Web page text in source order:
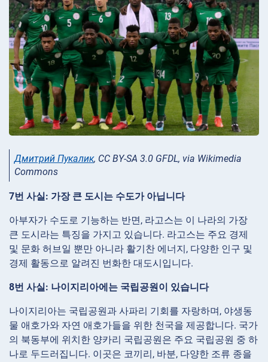
Дмитрий Пукалик, CC BY-SA 3.0 GFDL, via Wikimedia
Commons
7번 사실: 가장 큰 도시는 수도가 아닙니다
아부자가 수도로 기능하는 반면, 라고스는 이 나라의 가장
큰 도시라는 특징을 가지고 있습니다. 라고스는 주요 경제
및 문화 허브일 뿐만 아니라 활기찬 에너지, 다양한 인구 및
경제 활동으로 알려진 번화한 대도시입니다.
8번 사실: 나이지리아에는 국립공원이 있습니다
나이지리아는 국립공원과 사파리 기회를 자랑하며, 야생동
물 애호가와 자연 애호가들을 위한 천국을 제공합니다. 국가
의 북동부에 위치한 양카리 국립공원은 주요 국립공원 중 하
나로 두드러집니다. 이곳은 코끼리, 바분, 다양한 조류 종을